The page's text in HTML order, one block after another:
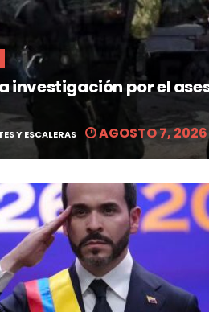
investigación por el
Y ESCALERAS AGOSTO 7, 2026